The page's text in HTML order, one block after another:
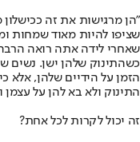
"הן מרגישות את זה
שציפו להיות מאוד שמחות
שאחרי לידה אתה רואה
כשהתינוק שלהן ישן. נשים
הזמן על הידיים שלהן, אלא
התינוק ולא בא להן על
זה יכול לקרות לכל אחת?